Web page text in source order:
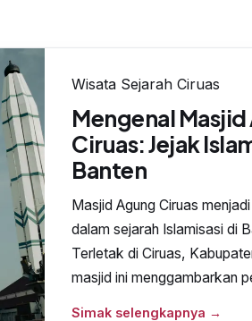
Wisata Sejarah Ciruas
Mengenal
Ciruas: Jejak
Banten
Masjid Agung Ciruas
dalam sejarah Islamisasi di
Terletak di Ciruas,
masjid ini menggambarkan
Simak selengkapnya →